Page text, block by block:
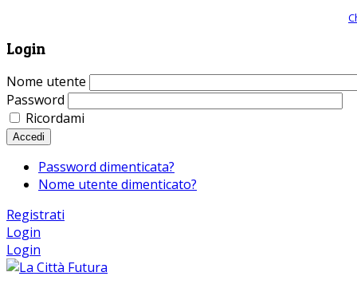
Login
Nome utente
Password
Ricordami
Accedi
Password dimenticata?
Nome utente dimenticato?
Registrati
Login
Login